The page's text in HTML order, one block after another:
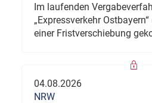
Im laufenden
„Expressverkehr
einer Fristverschiebung
04.08.2026
NRW